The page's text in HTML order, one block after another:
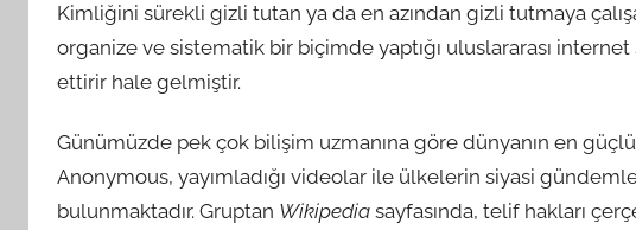
Kimliğini sürekli gizli tutan ya da en azından gizli tutmaya
organize ve sistematik bir biçimde yaptığı uluslararası internet
ettirir hale gelmiştir.
Günümüzde pek çok bilişim uzmanına göre dünyanın en
Anonymous, yayımladığı videolar ile ülkelerin siyasi
bulunmaktadır. Gruptan Wikipedia sayfasında, telif hakları